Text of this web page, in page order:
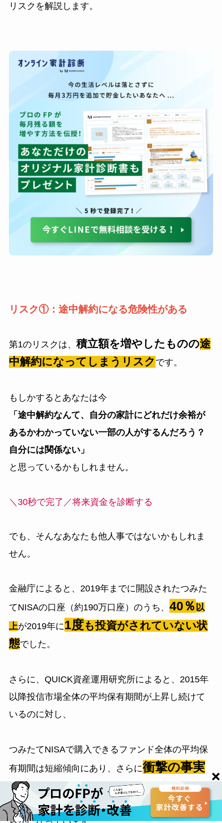
リスクを解説します。
リスク①：途中解約になる危険性がある
第1のリスクは、 積立額を増やしたものの途
中解約になってしまうリスク です。
もしかするとあなたは今
「途中解約なんて、自分の家計にどれだけ余裕が
あるかわかっていない一部の人がするんだろう？
自分には関係ない」
と思っているかもしれません。
＼30秒で完了／将来資金を診断する
でも、そんなあなたも他人事ではないかもしれま
せん。
金融庁によると、2019年までに開設されたつみた
てNISAの口座（約190万口座）のうち、 40％ 以
上が2019年に1度も投資がされていない状
態でした。
さらに、QUICK資産運用研究所によると、2015年
以降投信市場全体の平均保有期間が上昇し続けて
いるのに対し、
つみたてNISAで購入できるファンド全体の平均保
有期間は短縮傾向にあり、さらに衝撃の事実
があります。2020年末時点ではわずか 2.1年と全フ
ァンドの平均保有期間よりも短いということが明